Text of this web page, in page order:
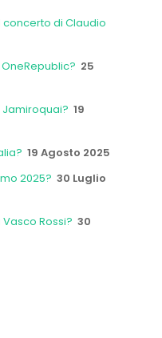
di Claudio
25
19
19 Agosto 2025
2025? 30 Luglio
Rossi? 30